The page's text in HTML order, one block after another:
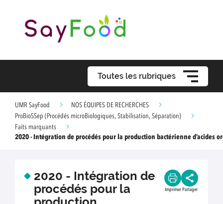
Toutes les rubriques
UMR SayFood
NOS ÉQUIPES DE RECHERCHES
ProBioSSep (Procédés microBiologiques, Stabilisation, Séparation)
Faits marquants
2020 - Intégration de procédés pour la production bactérienne d’acides
2020 - Intégration de
procédés pour la
Imprimer Partager